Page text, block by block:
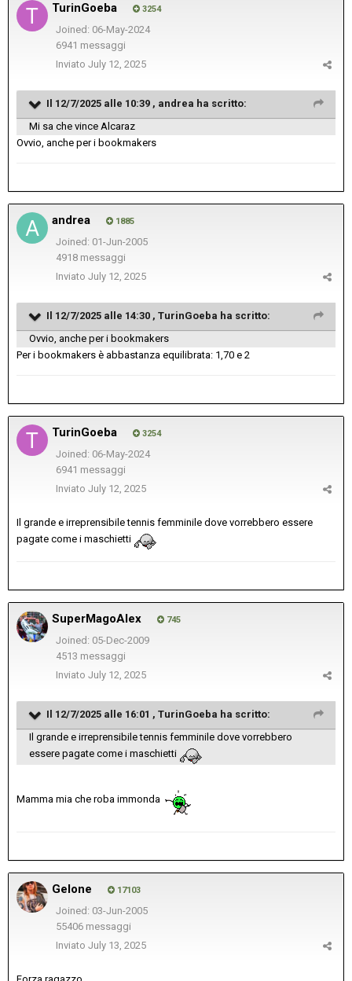
TurinGoeba 3254
Joined: 06-May-2024
6941 messaggi
Inviato July 12, 2025
Il 12/7/2025 alle 10:39 , andrea ha scritto:
Mi sa che vince Alcaraz
Ovvio, anche per i bookmakers
andrea 1885
Joined: 01-Jun-2005
4918 messaggi
Inviato July 12, 2025
Il 12/7/2025 alle 14:30 , TurinGoeba ha scritto:
Ovvio, anche per i bookmakers
Per i bookmakers è abbastanza equilibrata: 1,70 e 2
TurinGoeba 3254
Joined: 06-May-2024
6941 messaggi
Inviato July 12, 2025
Il grande e irreprensibile tennis femminile dove vorrebbero essere
pagate come i maschietti
SuperMagoAlex 745
Joined: 05-Dec-2009
4513 messaggi
Inviato July 12, 2025
Il 12/7/2025 alle 16:01 , TurinGoeba ha scritto:
Il grande e irreprensibile tennis femminile dove vorrebbero
essere pagate come i maschietti
Mamma mia che roba immonda
Gelone 17103
Joined: 03-Jun-2005
55406 messaggi
Inviato July 13, 2025